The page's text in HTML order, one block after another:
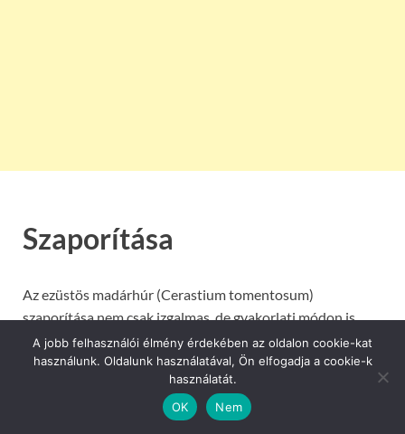
Szaporítása
Az ezüstös madárhúr (Cerastium tomentosum)
szaporítása nem csak izgalmas, de gyakorlati módon is
bővíthetjük a kertünket ezzel a különleges növénnyel. Ha
szeretnénk további területeket beborítani ezzel az ezüstös
csodával, néhány egyszerű módszerrel könnyedén
szaporíthatjuk a molyhos madárhúrt.
A jobb felhasználói élmény érdekében az oldalon cookie-kat
használunk. Oldalunk használatával, Ön elfogadja a cookie-k
használatát.
OK
Nem